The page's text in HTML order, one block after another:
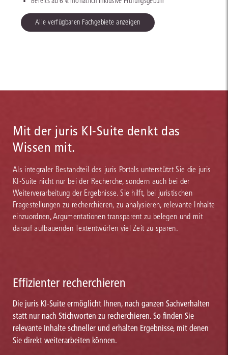
Alle verfügbaren Fachgebiete anzeigen
Mit der juris KI-Suite denkt das
Wissen mit.
Als integraler Bestandteil des juris Portals unterstützt Sie die juris
KI-Suite nicht nur bei der Recherche, sondern auch bei der
Weiterverarbeitung der Ergebnisse. Sie hilft, bei juristischen
Fragestellungen zu recherchieren, zu analysieren, relevante Inhalte
einzuordnen, Argumentationen transparent zu belegen und mit
darauf aufbauenden Textentwürfen viel Zeit zu sparen.
Effizienter recherchieren
Die juris KI-Suite ermöglicht Ihnen, nach ganzen Sachverhalten
statt nur nach Stichworten zu recherchieren. So finden Sie
relevante Inhalte schneller und erhalten Ergebnisse, mit denen
Sie direkt weiterarbeiten können.